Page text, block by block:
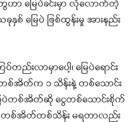
ဟာ မြေပဲခင်းမှာ လုံလောက်တဲ့
စ် မြေပဲ ဖြစ်ထွန်းမှု အားနည်း
တည်းလာမှာပေါ့၊ မြေပဲရောင်း
စ်အိတ်က ၁ သိန်းနဲ့ တစ်သောင်း
တစ်အိတ်ဆို ငွေတစ်သောင်းစိုက်
တစ်အိတ်တစ်သိန်း မရတာလည်း